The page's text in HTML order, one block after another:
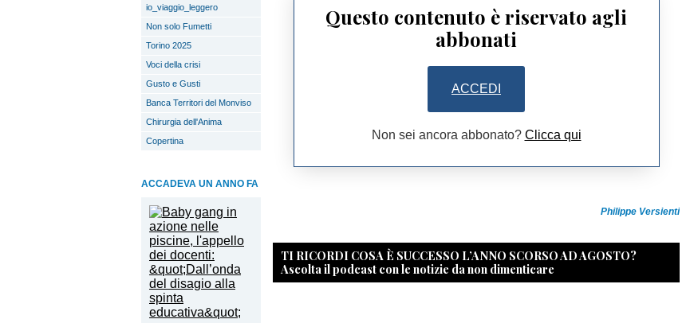
io_viaggio_leggero
Non solo Fumetti
Torino 2025
Voci della crisi
Gusto e Gusti
Banca Territori del Monviso
Chirurgia dell'Anima
Copertina
ACCADEVA UN ANNO FA
Questo contenuto è riservato agli
abbonati
ACCEDI
Non sei ancora abbonato? Clicca qui
Philippe Versienti
TI RICORDI COSA È SUCCESSO L’ANNO SCORSO AD AGOSTO?
Ascolta il podcast con le notizie da non dimenticare